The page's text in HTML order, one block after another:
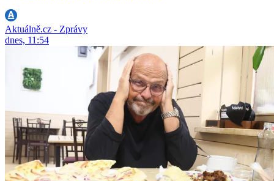
Aktuálně.cz - Zprávy
dnes, 11:54